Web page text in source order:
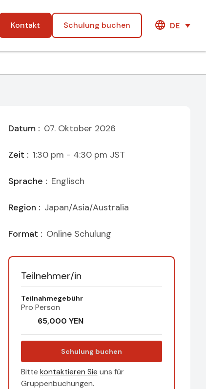
Kontakt Schulung buchen DE
Datum : 07. Oktober 2026
Zeit : 1:30 pm - 4:30 pm JST
Sprache : Englisch
Region : Japan/Asia/Australia
Format : Online Schulung
Teilnehmer/in
Teilnahmegebühr
Pro Person
65,000 YEN
Schulung buchen
Bitte kontaktieren Sie uns für
Gruppenbuchungen.